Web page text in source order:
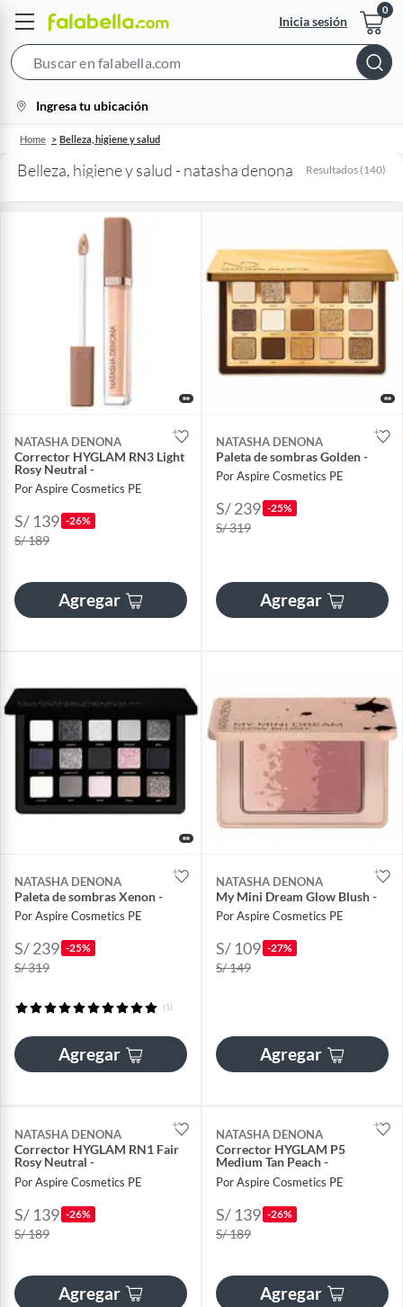
Inicia sesión
Bar
location-
icon
Ingresa tu ubicación
Home Belleza, higiene y salud
Belleza, higiene y salud - natasha denona Resultados (140)
NATASHA DENONA
Corrector HYGLAM RN3 Light
Rosy Neutral -
Por Aspire Cosmetics PE
S/ 139 -26%
S/ 189
Agregar
NATASHA DENONA
Paleta de sombras Golden -
Por Aspire Cosmetics PE
S/ 239 -25%
S/ 319
Agregar
NATASHA DENONA
Paleta de sombras Xenon -
Por Aspire Cosmetics PE
S/ 239 -25%
S/ 319
(1)
Agregar
NATASHA DENONA
My Mini Dream Glow Blush -
Por Aspire Cosmetics PE
S/ 109 -27%
S/ 149
Agregar
NATASHA DENONA
Corrector HYGLAM RN1 Fair
Rosy Neutral -
Por Aspire Cosmetics PE
S/ 139 -26%
S/ 189
Agregar
NATASHA DENONA
Corrector HYGLAM P5
Medium Tan Peach -
Por Aspire Cosmetics PE
S/ 139 -26%
S/ 189
Agregar